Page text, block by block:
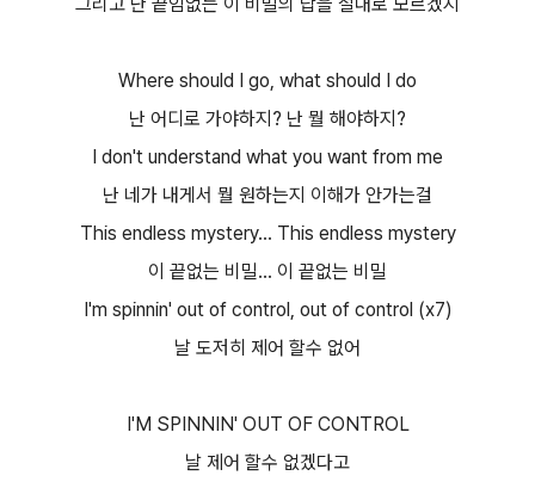
Where should I go, what should I do
난 어디로 가야하지? 난 뭘 해야하지?
I don't understand what you want from me
난 네가 내게서 뭘 원하는지 이해가 안가는걸
This endless mystery... This endless mystery
이 끝없는 비밀... 이 끝없는 비밀
I'm spinnin' out of control, out of control (x7)
날 도저히 제어 할수 없어
I'M SPINNIN' OUT OF CONTROL
날 제어 할수 없겠다고